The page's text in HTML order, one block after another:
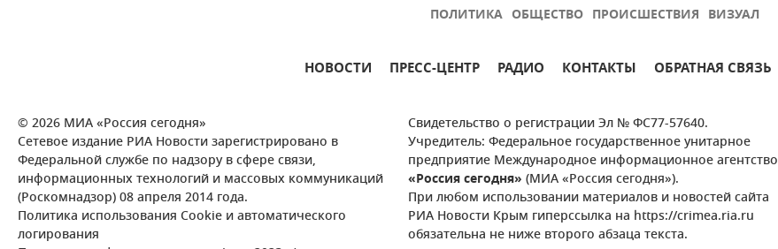
ПОЛИТИКА ОБЩЕСТВО ПРОИСШЕСТВИЯ ВИЗУАЛ
НОВОСТИ ПРЕСС-ЦЕНТР РАДИО КОНТАКТЫ ОБРАТНАЯ СВЯЗЬ
© 2026 МИА «Россия сегодня»
Сетевое издание РИА Новости зарегистрировано в
Федеральной службе по надзору в сфере связи,
информационных технологий и массовых коммуникаций
(Роскомнадзор) 08 апреля 2014 года.
Политика использования Cookie и автоматического
логирования
Свидетельство о регистрации Эл № ФС77-57640.
Учредитель: Федеральное государственное унитарное
предприятие Международное информационное агентство
«Россия сегодня» (МИА «Россия сегодня»).
При любом использовании материалов и новостей сайта
РИА Новости Крым гиперссылка на https://crimea.ria.ru
обязательна не ниже второго абзаца текста.